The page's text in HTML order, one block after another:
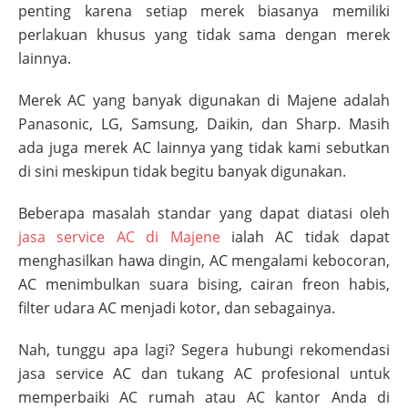
penting karena setiap merek biasanya memiliki
perlakuan khusus yang tidak sama dengan merek
lainnya.
Merek AC yang banyak digunakan di Majeneadalah
Panasonic, LG, Samsung, Daikin, dan Sharp. Masih
ada juga merek AC lainnya yang tidak kami sebutkan
di sini meskipun tidak begitu banyak digunakan.
Beberapa masalah standar yang dapat diatasi oleh
jasa service AC di Majeneialah AC tidak dapat
menghasilkan hawa dingin, AC mengalami kebocoran,
AC menimbulkan suara bising, cairan freon habis,
filter udara AC menjadi kotor, dan sebagainya.
Nah, tunggu apa lagi? Segera hubungi rekomendasi
jasa service AC dan tukang AC profesional untuk
memperbaiki AC rumah atau AC kantor Anda di